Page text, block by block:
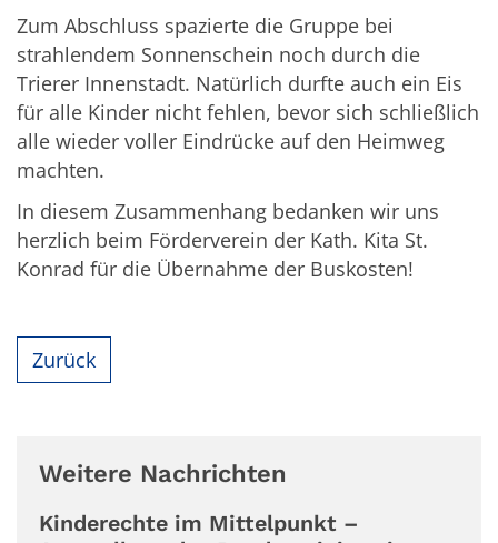
Zum Abschluss spazierte die Gruppe bei
strahlendem Sonnenschein noch durch die
Trierer Innenstadt. Natürlich durfte auch ein Eis
für alle Kinder nicht fehlen, bevor sich schließlich
alle wieder voller Eindrücke auf den Heimweg
machten.
In diesem Zusammenhang bedanken wir uns
herzlich beim Förderverein der Kath. Kita St.
Konrad für die Übernahme der Buskosten!
Zurück
Weitere Nachrichten
Kinderechte im Mittelpunkt –